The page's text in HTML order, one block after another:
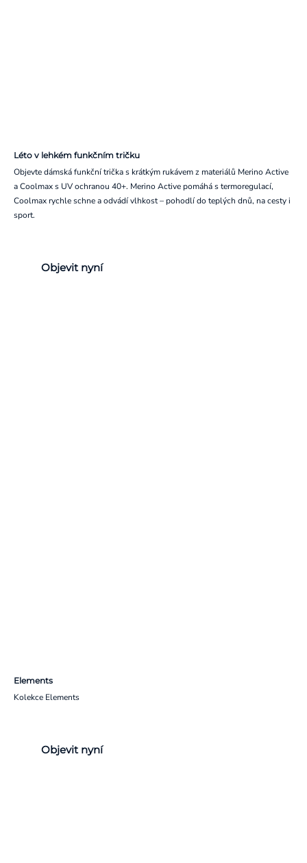
Léto v lehkém funkčním tričku
Objevte dámská funkční trička s krátkým rukávem z materiálů Merino Active
a Coolmax s UV ochranou 40+. Merino Active pomáhá s termoregulací,
Coolmax rychle schne a odvádí vlhkost – pohodlí do teplých dnů, na cesty i
sport.
Objevit nyní
Elements
Kolekce Elements
Objevit nyní